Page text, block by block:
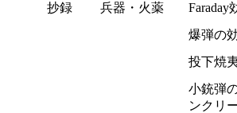
抄録
兵器・火薬
Faraday
爆弾の
投下焼
小銃弾
ンクリ